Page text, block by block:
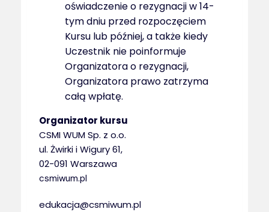
oświadczenie o rezygnacji w 14-
tym dniu przed rozpoczęciem
Kursu lub później, a także kiedy
Uczestnik nie poinformuje
Organizatora o rezygnacji,
Organizatora prawo zatrzyma
całą wpłatę.
Organizator kursu
CSMI WUM Sp. z o.o.
ul. Żwirki i Wigury 61,
02-091 Warszawa
csmiwum.pl
edukacja@csmiwum.pl